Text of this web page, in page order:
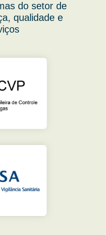
do setor de
qualidade e